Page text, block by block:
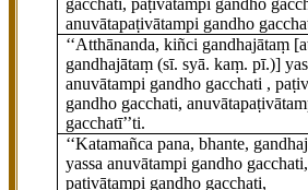
gacchati, paṭivātampi gandho
anuvātapaṭivātampi gandho
‘‘Atthānanda, kiñci gandhajātaṃ
gandhajātaṃ (sī. syā. kaṃ. pī.)]
anuvātampi gandho gacchati ,
gandho gacchati,
gacchatī’’ti.
‘‘Katamañca pana, bhante,
yassa anuvātampi gandho gacchati,
paṭivātampi gandho gacchati,